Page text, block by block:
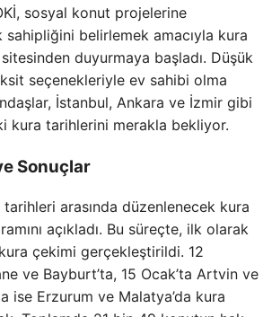
sosyal konut projelerine
sahipliğini belirlemek amacıyla kura
sitesinden duyurmaya başladı. Düşük
seçenekleriyle ev sahibi olma
İstanbul, Ankara ve İzmir gibi
kura tarihlerini merakla bekliyor.
Sonuçlar
tarihleri arasında düzenlenecek kura
açıkladı. Bu süreçte, ilk olarak
çekimi gerçekleştirildi. 12
ve Bayburt’ta, 15 Ocak’ta Artvin ve
ise Erzurum ve Malatya’da kura